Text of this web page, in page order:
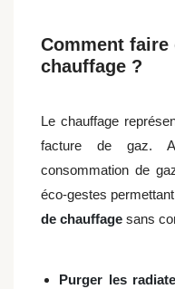
Comment faire
chauffage ?
Le chauffage
facture de gaz.
consommation de
éco-gestes
de chauffage sans
Purger les